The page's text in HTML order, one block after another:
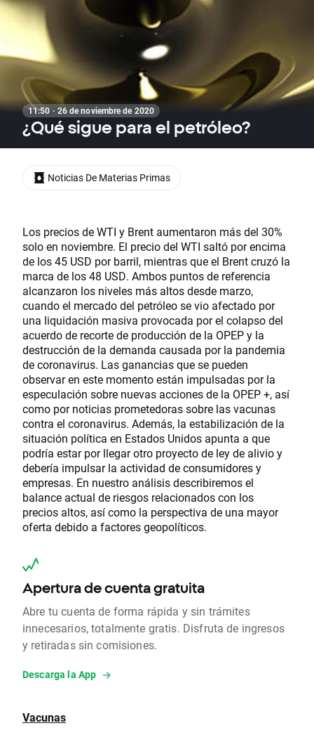
11:50 · 26 de noviembre de 2020
¿Qué sigue para el petróleo?
Los precios de WTI y Brent aumentaron más del 30%
solo en noviembre. El precio del WTI saltó por encima
de los 45 USD por barril, mientras que el Brent cruzó la
marca de los 48 USD. Ambos puntos de referencia
alcanzaron los niveles más altos desde marzo,
cuando el mercado del petróleo se vio afectado por
una liquidación masiva provocada por el colapso del
acuerdo de recorte de producción de la OPEP y la
destrucción de la demanda causada por la pandemia
de coronavirus. Las ganancias que se pueden
observar en este momento están impulsadas por la
especulación sobre nuevas acciones de la OPEP +, así
como por noticias prometedoras sobre las vacunas
contra el coronavirus. Además, la estabilización de la
situación política en Estados Unidos apunta a que
podría estar por llegar otro proyecto de ley de alivio y
debería impulsar la actividad de consumidores y
empresas. En nuestro análisis describiremos el
balance actual de riesgos relacionados con los
precios altos, así como la perspectiva de una mayor
oferta debido a factores geopolíticos.
Apertura de cuenta gratuita
Abre tu cuenta de forma rápida y sin trámites
innecesarios, totalmente gratis. Disfruta de ingresos
y retiradas sin comisiones.
Descarga la App
Vacunas
Noticias De Materias Primas